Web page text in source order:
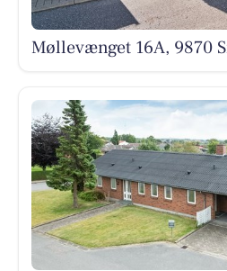
Møllevænget 16A, 9870